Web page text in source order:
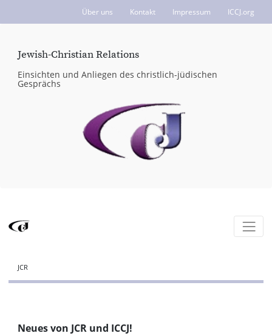
Über uns Kontakt Impressum ICCJ.org
Jewish-Christian Relations
Einsichten und Anliegen des christlich-jüdischen
Gesprächs
JCR
Neues von JCR und ICCJ!